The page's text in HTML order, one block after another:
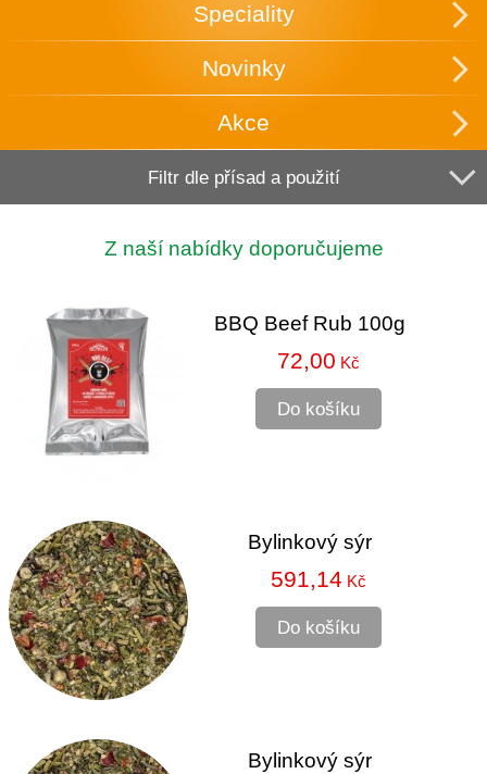
Speciality
Novinky
Akce
Filtr dle přísad a použití
Z naší nabídky doporučujeme
BBQ Beef Rub 100g
72,00 Kč
Do košíku
Bylinkový sýr
591,14 Kč
Do košíku
Bylinkový sýr